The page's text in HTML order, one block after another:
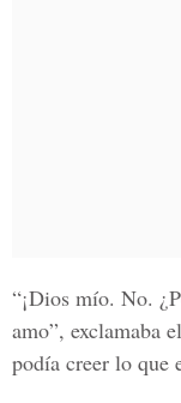
“¡Dios mío. No.
amo”, exclamaba
podía creer lo que